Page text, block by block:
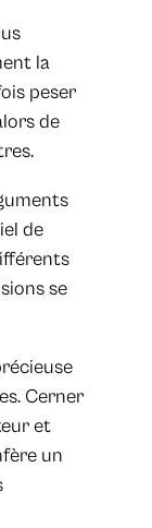
la
peser
de
de
se
Cerner
et
un